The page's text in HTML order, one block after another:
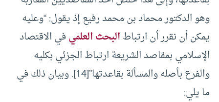
وهو الدكتور محماد بن محمد رفيع إذ يقول: “وعليه
يمكن أن نقرر أن ارتباطالبحث العلميفي الاقتصاد
الإسلامي بمقاصد الشريعة ارتباط الجزئي بكليه
والفرع بأصله والمسألة بقاعدتها”[14]. وبيان ذلك في
ما يلي: